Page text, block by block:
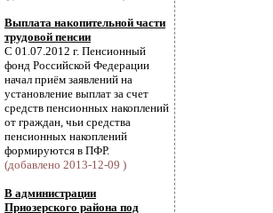
Выплата накопительной части
трудовой пенсии
С 01.07.2012 г. Пенсионный
фонд Российской Федерации
начал приём заявлений на
установление выплат за счет
средств пенсионных накоплений
от граждан, чьи средства
пенсионных накоплений
формируются в ПФР.
(добавлено 2013-12-09 )
В администрации
Приозерского района под